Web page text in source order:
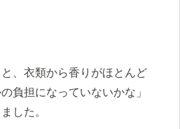
、衣類から香りがほとんど
負担になっていないかな」
した。